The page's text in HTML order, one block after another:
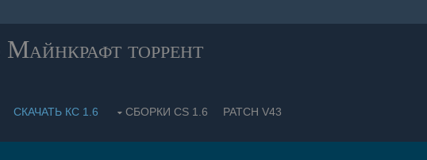
торрент
СКАЧАТЬ КС 1.6 СБОРКИ CS 1.6 PATCH V43